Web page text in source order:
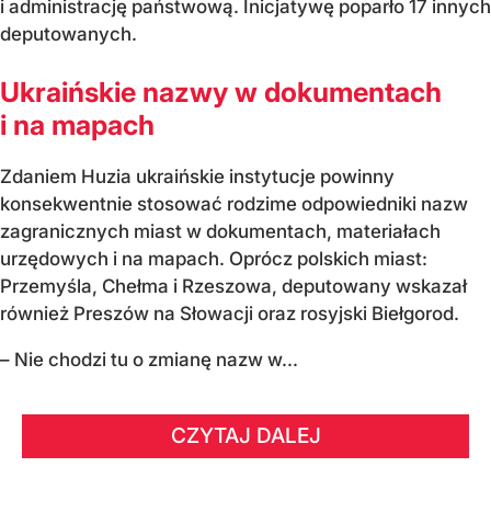
i administrację państwową. Inicjatywę poparło 17 innych
deputowanych.
Ukraińskie nazwy w dokumentach
i na mapach
Zdaniem Huzia ukraińskie instytucje powinny
konsekwentnie stosować rodzime odpowiedniki nazw
zagranicznych miast w dokumentach, materiałach
urzędowych i na mapach. Oprócz polskich miast:
Przemyśla, Chełma i Rzeszowa, deputowany wskazał
również Preszów na Słowacji oraz rosyjski Biełgorod.
– Nie chodzi tu o zmianę nazw w...
CZYTAJ DALEJ